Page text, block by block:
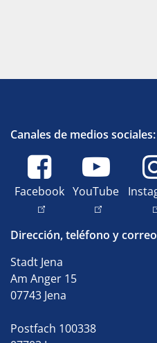
Canales de medios sociales:
Facebook YouTube
Dirección, teléfono y
Stadt Jena
Am Anger 15
07743 Jena
Postfach 100338